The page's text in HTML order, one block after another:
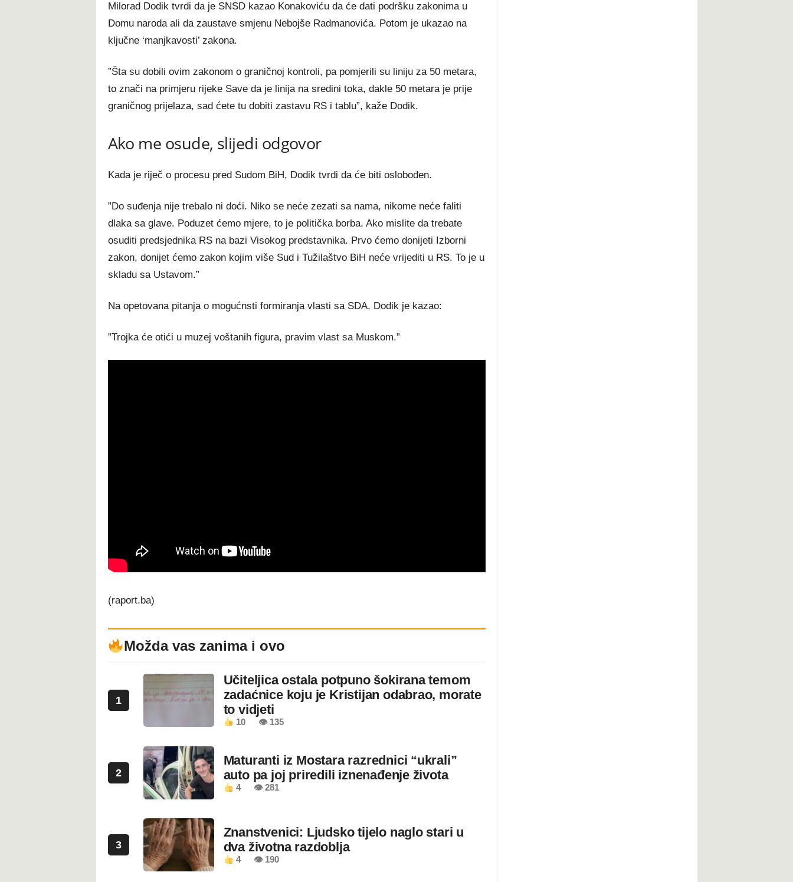
Milorad Dodik tvrdi da je SNSD kazao Konakoviću da će dati podršku zakonima u
Domu naroda ali da zaustave smjenu Nebojše Radmanovića. Potom je ukazao na
ključne ‘manjkavosti’ zakona.
”Šta su dobili ovim zakonom o graničnoj kontroli, pa pomjerili su liniju za 50 metara,
to znači na primjeru rijeke Save da je linija na sredini toka, dakle 50 metara je prije
graničnog prijelaza, sad ćete tu dobiti zastavu RS i tablu”, kaže Dodik.
Ako me osude, slijedi odgovor
Kada je riječ o procesu pred Sudom BiH, Dodik tvrdi da će biti oslobođen.
”Do suđenja nije trebalo ni doći. Niko se neće zezati sa nama, nikome neće faliti
dlaka sa glave. Poduzet ćemo mjere, to je politička borba. Ako mislite da trebate
osuditi predsjednika RS na bazi Visokog predstavnika. Prvo ćemo donijeti Izborni
zakon, donijet ćemo zakon kojim više Sud i Tužilaštvo BiH neće vrijediti u RS. To je u
skladu sa Ustavom.”
Na opetovana pitanja o mogućnsti formiranja vlasti sa SDA, Dodik je kazao:
”Trojka će otići u muzej voštanih figura, pravim vlast sa Muskom.”
(raport.ba)
Možda vas zanima i ovo
1
Učiteljica ostala potpuno šokirana temom
zadaćnice koju je Kristijan odabrao, morate
to vidjeti
10 👁 135
2
Maturanti iz Mostara razrednici “ukrali”
auto pa joj priredili iznenađenje života
4 👁 281
3
Znanstvenici: Ljudsko tijelo naglo stari u
dva životna razdoblja
4 👁 190